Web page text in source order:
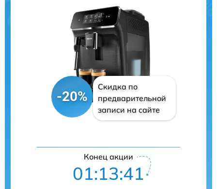
-20%
Скидка по
предварительной
записи на сайте
Конец акции
01:13:41